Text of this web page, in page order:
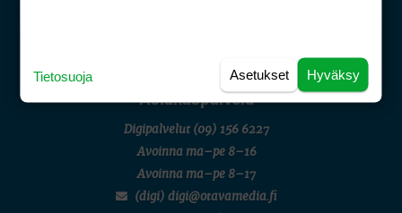
Asiakaspalvelu
Digipalvelut (09) 156 6227
Avoinna ma–pe 8–16
Avoinna ma–pe 8–17
(digi) digi@otavamedia.fi
Hyväksy
Asetukset
Tietosuoja